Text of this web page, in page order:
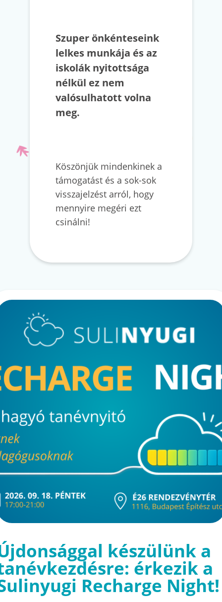
Szuper önkénteseink
lelkes munkája és az
iskolák nyitottsága
nélkül ez nem
valósulhatott volna
meg.
Köszönjük mindenkinek a
támogatást és a sok-sok
visszajelzést arról, hogy
mennyire megéri ezt
csinálni!
készülünk a
érkezik a
Recharge Night!